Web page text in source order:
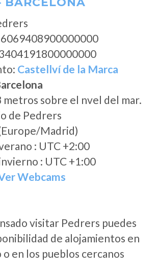
Castellví de la Marca
sobre el nvel del mar.
de Pedrers
Madrid)
: UTC +2:00
: UTC +1:00
Webcams
visitar Pedrers puedes
de alojamientos en
en los pueblos cercanos